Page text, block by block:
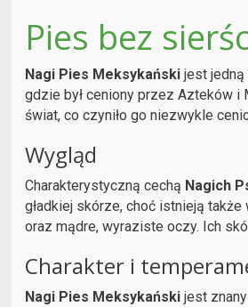
Pies bez
Nagi Pies Meksykańskijest jedną
gdzie był ceniony przez Azteków i
świat, co czyniło go niezwykle
Wygląd
Charakterystyczną cechą Nagich
gładkiej skórze, choć istnieją
oraz mądre, wyraziste oczy. Ich
Charakter i
Nagi Pies Meksykańskijest znany